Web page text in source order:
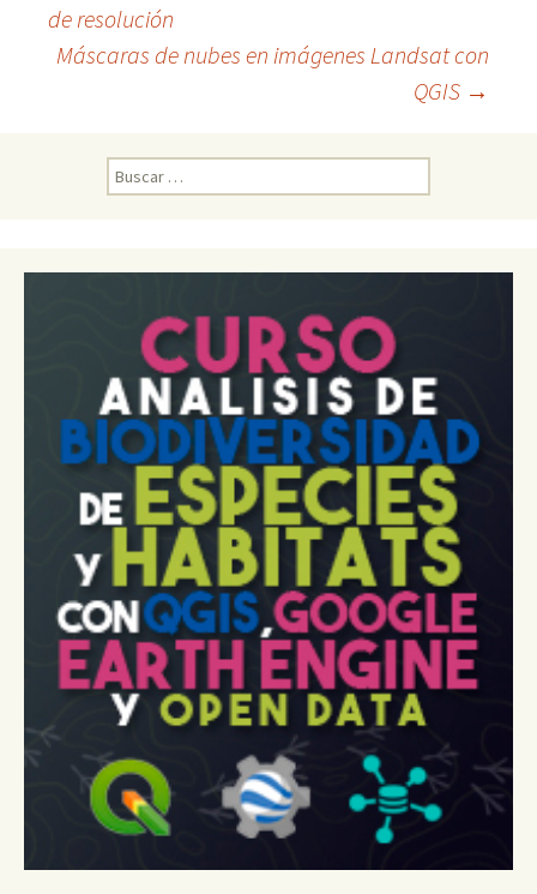
Ir
entrada
de resolución
Máscaras de nubes en imágenes Landsat con
QGIS →
B
u
a